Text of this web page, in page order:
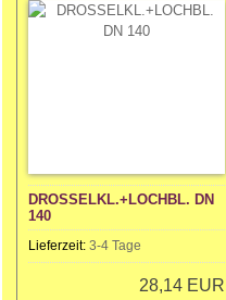
DROSSELKL.+LOCHBL. DN
140
Lieferzeit: 3-4 Tage
28,14 EUR